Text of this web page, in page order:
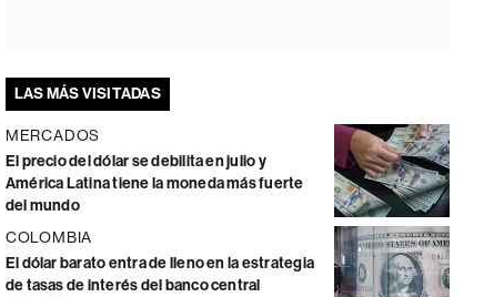
LAS MÁS VISITADAS
MERCADOS
El precio del dólar se debilita en julio y
América Latina tiene la moneda más fuerte
del mundo
COLOMBIA
El dólar barato entra de lleno en la estrategia
de tasas de interés del banco central